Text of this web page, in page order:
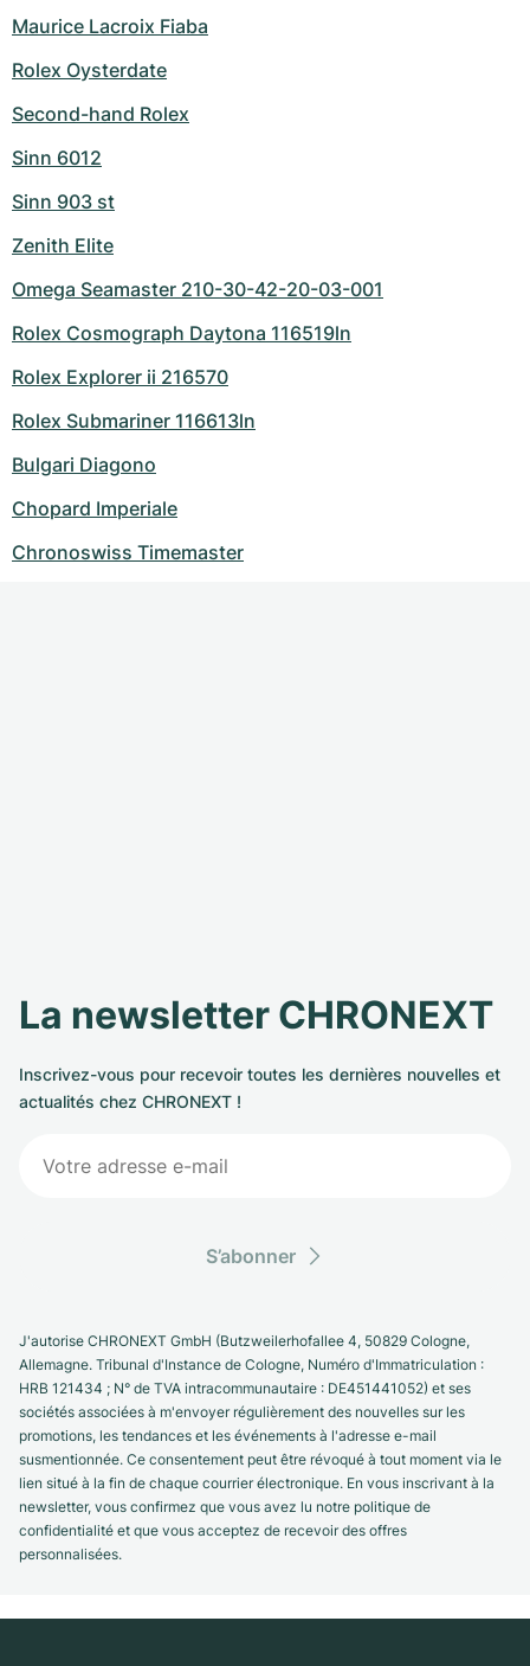
Maurice Lacroix Fiaba
Rolex Oysterdate
Second-hand Rolex
Sinn 6012
Sinn 903 st
Zenith Elite
Omega Seamaster 210-30-42-20-03-001
Rolex Cosmograph Daytona 116519ln
Rolex Explorer ii 216570
Rolex Submariner 116613ln
Bulgari Diagono
Chopard Imperiale
Chronoswiss Timemaster
La newsletter CHRONEXT
Inscrivez-vous pour recevoir toutes les dernières nouvelles et
actualités chez CHRONEXT !
S’abonner
J'autorise CHRONEXT GmbH (Butzweilerhofallee 4, 50829 Cologne,
Allemagne. Tribunal d'Instance de Cologne, Numéro d'Immatriculation :
HRB 121434 ; N° de TVA intracommunautaire : DE451441052) et ses
sociétés associées à m'envoyer régulièrement des nouvelles sur les
promotions, les tendances et les événements à l'adresse e-mail
susmentionnée. Ce consentement peut être révoqué à tout moment via le
lien situé à la fin de chaque courrier électronique. En vous inscrivant à la
newsletter, vous confirmez que vous avez lu notre politique de
confidentialité et que vous acceptez de recevoir des offres
personnalisées.